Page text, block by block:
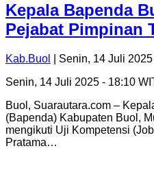
Kepala Bapenda
Pejabat Pimpinan
Kab.Buol
| Senin, 14 Juli
Senin, 14 Juli 2025 - 18:10
Buol, Suarautara.com –
(Bapenda) Kabupaten Buol,
mengikuti Uji Kompetensi
Pratama…